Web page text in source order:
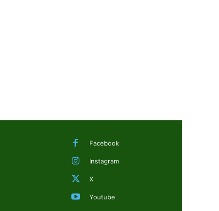
Facebook
Instagram
X
Youtube